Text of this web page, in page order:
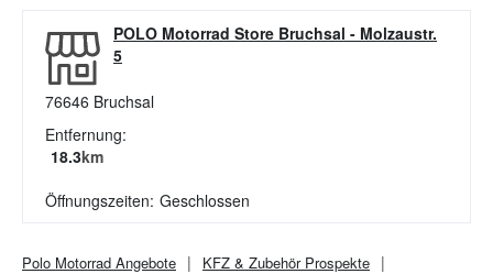
POLO Motorrad Store Bruchsal - Molzaustr.
5
76646 Bruchsal
Entfernung:
18.3km
Öffnungszeiten: Geschlossen
Polo Motorrad Angebote KFZ & ZubehörProspekte